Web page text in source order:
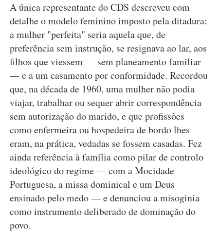
A única representante do CDS descreveu com
detalhe o modelo feminino imposto pela ditadura:
a mulher "perfeita" seria aquela que, de
preferência sem instrução, se resignava ao lar, aos
filhos que viessem — sem planeamento familiar
— e a um casamento por conformidade. Recordou
que, na década de 1960, uma mulher não podia
viajar, trabalhar ou sequer abrir correspondência
sem autorização do marido, e que profissões
como enfermeira ou hospedeira de bordo lhes
eram, na prática, vedadas se fossem casadas. Fez
ainda referência à família como pilar de controlo
ideológico do regime — com a Mocidade
Portuguesa, a missa dominical e um Deus
ensinado pelo medo — e denunciou a misoginia
como instrumento deliberado de dominação do
povo.